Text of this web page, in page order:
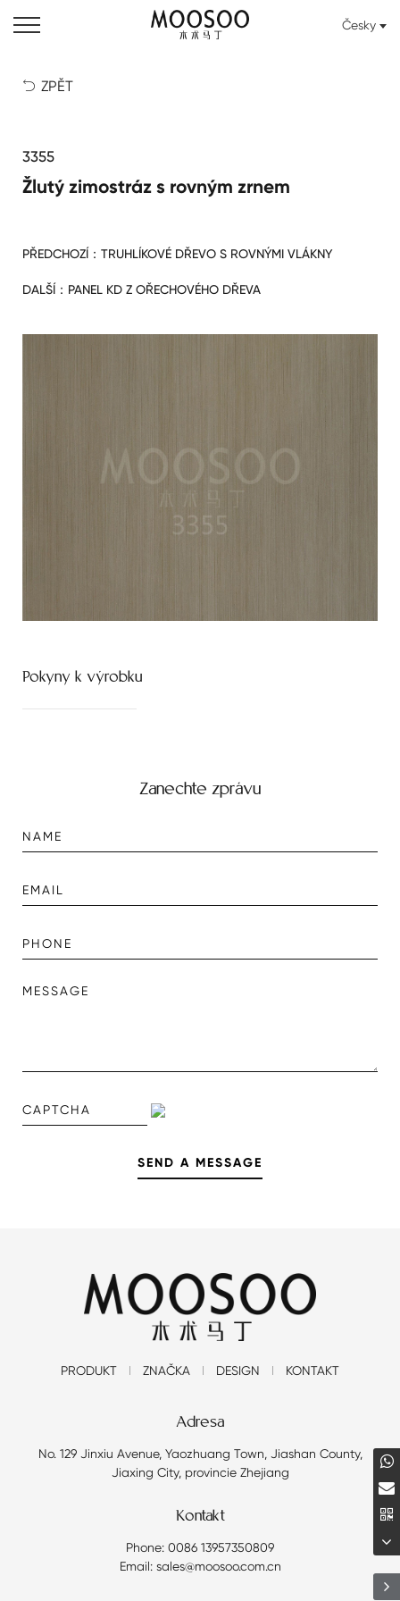
Česky
 ZPĚT
3355
Žlutý zimostráz s rovným zrnem
PŘEDCHOZÍ： TRUHLÍKOVÉ DŘEVO S ROVNÝMI VLÁKNY
DALŠÍ： PANEL KD Z OŘECHOVÉHO DŘEVA
Pokyny k výrobku
Zanechte zprávu
PRODUKT ZNAČKA DESIGN KONTAKT
Adresa
No. 129 Jinxiu Avenue, Yaozhuang Town, Jiashan County,
Jiaxing City, provincie Zhejiang
Kontakt
Phone: 0086 13957350809
Email: sales@moosoo.com.cn